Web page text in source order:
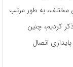
مختلف، به طور مرتب
کردیم، چنین
اتصال